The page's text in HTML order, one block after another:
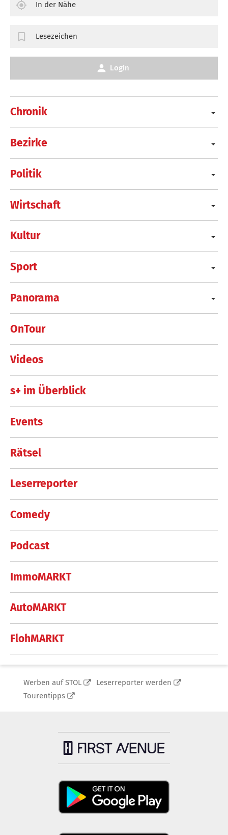
Chronik
Bezirke
Politik
Wirtschaft
Kultur
Sport
Panorama
OnTour
Videos
s+ im Überblick
Events
Rätsel
Leserreporter
Comedy
Podcast
ImmoMARKT
AutoMARKT
FlohMARKT
In der Nähe
Lesezeichen
Login
Werben auf STOL
Leserreporter werden
Tourentipps